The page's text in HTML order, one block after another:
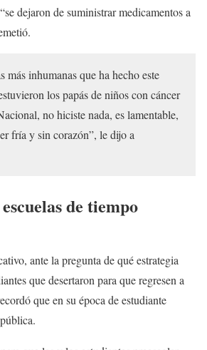
dejaron de suministrar medicamentos a
más inhumanas que ha hecho este
los papás de niños con cáncer
no hiciste nada, es lamentable,
fría y sin corazón”, le dijo a
de tiempo
ante la pregunta de qué estrategia
que desertaron para que regresen a
que en su época de estudiante